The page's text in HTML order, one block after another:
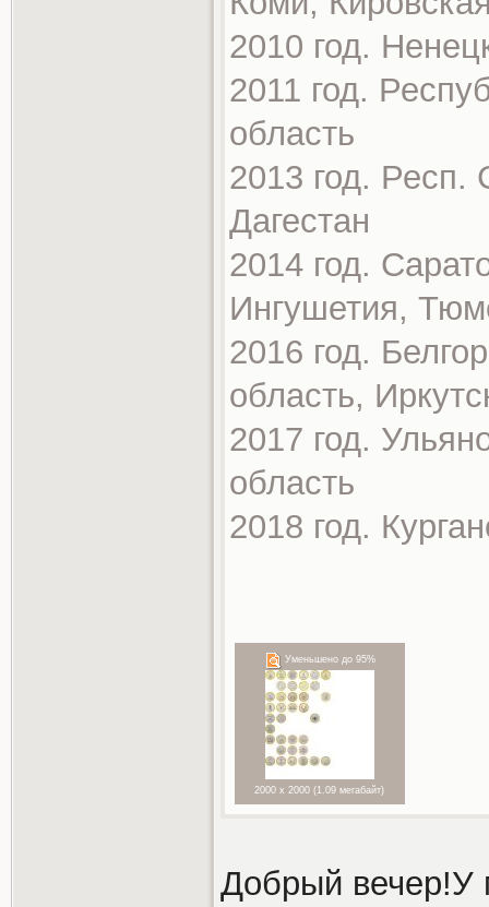
2010 год.
2011 год.
область
2013 год. Респ.
Дагестан
2014 год.
Ингушетия,
2016 год.
область,
2017 год.
область
2018 год.
Уменьшено до 95%
2000 x 2000 (1.09 мегабайт)
Добрый вечер!У